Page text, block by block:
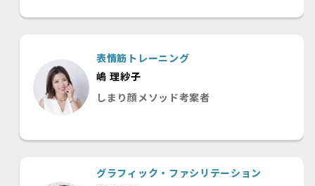
表情筋トレーニング
嶋 理紗子
しまり顔メソッド考案者
グラフィック・ファシリテーション